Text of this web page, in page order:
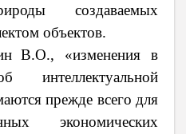
создаваемых
объектов.
В.О., «изменения в
интеллектуальной
прежде всего для
экономических